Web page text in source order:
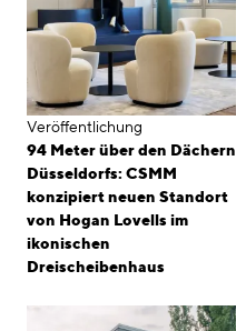
Veröffentlichung
94 Meter über den Dächern
Düsseldorfs: CSMM
konzipiert neuen Standort
von Hogan Lovells im
ikonischen
Dreischeibenhaus